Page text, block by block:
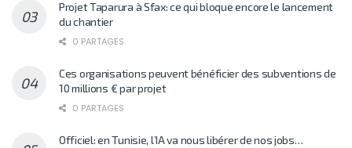
Projet Taparura à Sfax: ce qui bloque encore le lancement
du chantier
0 PARTAGES
Ces organisations peuvent bénéficier des subventions de
10 millions € par projet
0 PARTAGES
Officiel: en Tunisie, l’IA va nous libérer de nos jobs…